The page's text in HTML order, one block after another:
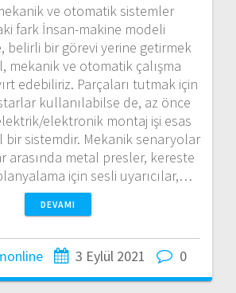
ve otomatik sistemler
fark İnsan-makine modeli
belirli bir görevi yerine getirmek
mekanik ve otomatik çalışma
edebiliriz. Parçaları tutmak için
kullanılabilse de, az önce
elektronik montaj işi esas
sistemdir. Mekanik senaryolar
arasında metal presler, kereste
için sesli uyarıcılar,…
DEVAMI
3 Eylül 2021 0